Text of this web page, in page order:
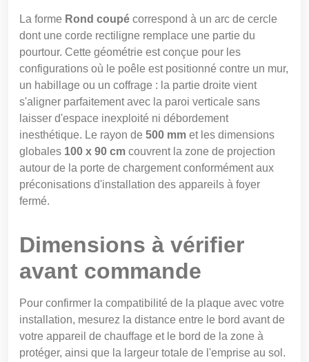
La forme Rond coupé correspond à un arc de cercle
dont une corde rectiligne remplace une partie du
pourtour. Cette géométrie est conçue pour les
configurations où le poêle est positionné contre un mur,
un habillage ou un coffrage : la partie droite vient
s'aligner parfaitement avec la paroi verticale sans
laisser d'espace inexploité ni débordement
inesthétique. Le rayon de 500 mm et les dimensions
globales 100 x 90 cm couvrent la zone de projection
autour de la porte de chargement conformément aux
préconisations d'installation des appareils à foyer
fermé.
Dimensions à vérifier
avant commande
Pour confirmer la compatibilité de la plaque avec votre
installation, mesurez la distance entre le bord avant de
votre appareil de chauffage et le bord de la zone à
protéger, ainsi que la largeur totale de l'emprise au sol.